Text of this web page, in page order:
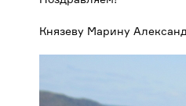
Князеву Марину